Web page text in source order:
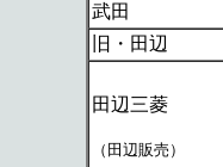
武田
旧・田辺
田辺三菱
（田辺販売）